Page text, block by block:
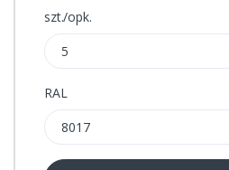
szt./opk.
5
RAL
8017